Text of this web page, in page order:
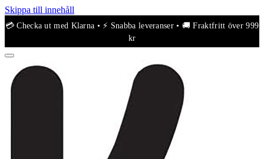
Skippa till innehåll